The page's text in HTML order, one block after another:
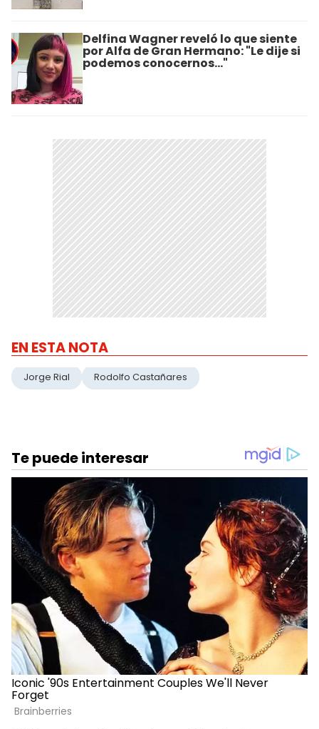
Delfina Wagner reveló lo que siente
por Alfa de Gran Hermano: "Le dije si
podemos conocernos..."
EN ESTA NOTA
Jorge Rial Rodolfo Castañares